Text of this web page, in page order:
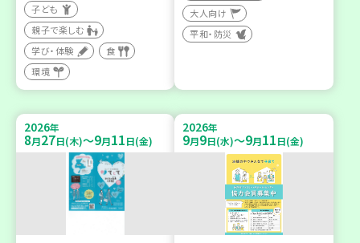
子ども
親子で楽しむ
学び・体験
食
環境
大人向け
平和・防災
2026年
8月27日(木)～9月11日(金)
2026年
9月9日(水)～9月11日(金)